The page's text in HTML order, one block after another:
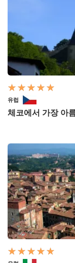
유럽
체코에서 가장 아